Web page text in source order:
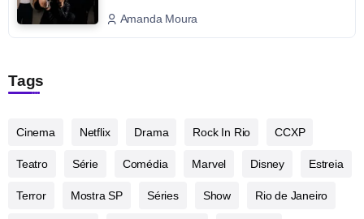
Amanda Moura
Tags
Cinema Netflix Drama Rock In Rio CCXP
Teatro Série Comédia Marvel Disney Estreia
Terror Mostra SP Séries Show Rio de Janeiro